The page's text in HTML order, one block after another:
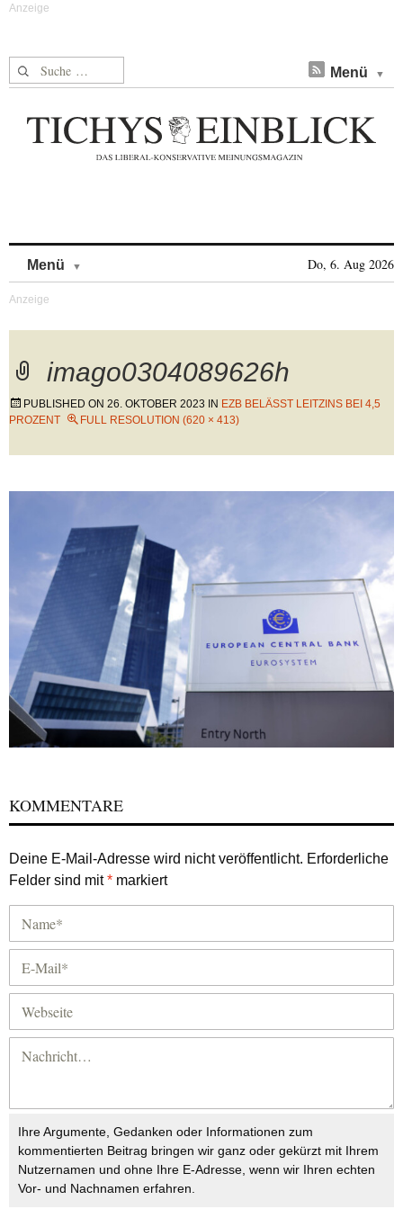
Suche nach: Menü
Menü Do, 6. Aug 2026
imago0304089626h
PUBLISHED ON 26. OKTOBER 2023 IN EZB BELÄSST LEITZINS BEI 4,5
PROZENT
FULL RESOLUTION (620 × 413)
KOMMENTARE
Deine E-Mail-Adresse wird nicht veröffentlicht. Erforderliche
Felder sind mit* markiert
Ihre Argumente, Gedanken oder Informationen zum
kommentierten Beitrag bringen wir ganz oder gekürzt mit Ihrem
Nutzernamen und ohne Ihre E-Adresse, wenn wir Ihren echten
Vor- und Nachnamen erfahren.